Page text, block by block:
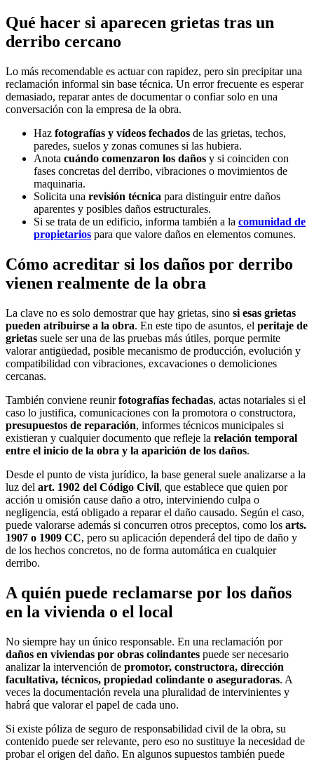
Qué hacer si aparecen grietas tras un
derribo cercano
Lo más recomendable es actuar con rapidez, pero sin precipitar una
reclamación informal sin base técnica. Un error frecuente es esperar
demasiado, reparar antes de documentar o confiar solo en una
conversación con la empresa de la obra.
Haz fotografías y vídeos fechados de las grietas, techos,
paredes, suelos y zonas comunes si las hubiera.
Anota cuándo comenzaron los daños y si coinciden con
fases concretas del derribo, vibraciones o movimientos de
maquinaria.
Solicita una revisión técnica para distinguir entre daños
aparentes y posibles daños estructurales.
Si se trata de un edificio, informa también a la comunidad de
propietarios para que valore daños en elementos comunes.
Cómo acreditar si los daños por derribo
vienen realmente de la obra
La clave no es solo demostrar que hay grietas, sino si esas grietas
pueden atribuirse a la obra. En este tipo de asuntos, el peritaje de
grietas suele ser una de las pruebas más útiles, porque permite
valorar antigüedad, posible mecanismo de producción, evolución y
compatibilidad con vibraciones, excavaciones o demoliciones
cercanas.
También conviene reunirfotografías fechadas, actas notariales si el
caso lo justifica, comunicaciones con la promotora o constructora,
presupuestos de reparación, informes técnicos municipales si
existieran y cualquier documento que refleje la relación temporal
entre el inicio de la obra y la aparición de los daños.
Desde el punto de vista jurídico, la base general suele analizarse a la
luz del art. 1902 del Código Civil, que establece que quien por
acción u omisión cause daño a otro, interviniendo culpa o
negligencia, está obligado a reparar el daño causado. Según el caso,
puede valorarse además si concurren otros preceptos, como los arts.
1907 o 1909 CC, pero su aplicación dependerá del tipo de daño y
de los hechos concretos, no de forma automática en cualquier
derribo.
A quién puede reclamarse por los daños
en la vivienda o el local
No siempre hay un único responsable. En una reclamación por
daños en viviendas por obras colindantes puede ser necesario
analizar la intervención de promotor, constructora, dirección
facultativa, técnicos, propiedad colindante o aseguradoras. A
veces la documentación revela una pluralidad de intervinientes y
habrá que valorar el papel de cada uno.
Si existe póliza de seguro de responsabilidad civil de la obra, su
contenido puede ser relevante, pero eso no sustituye la necesidad de
probar el origen del daño. En algunos supuestos también puede